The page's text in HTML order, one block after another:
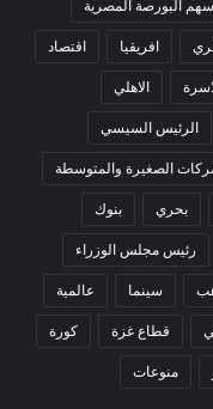
البورصة المصرية
افريقيا اقتصاد
الاهلي
الرئيس السيسي
الصغيرة والمتوسطة
بحري بنوك
رئيس مجلس الوزراء
سينما عالمية
قطاع غزة كورة
منوعات